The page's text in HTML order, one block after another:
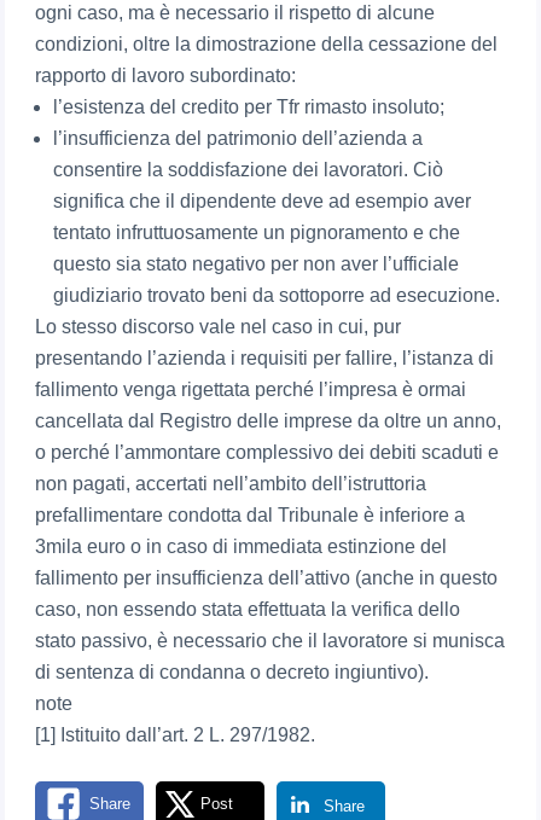
ogni caso, ma è necessario il rispetto di alcune
condizioni, oltre la dimostrazione della cessazione del
rapporto di lavoro subordinato:
l’esistenza del credito per Tfr rimasto insoluto;
l’insufficienza del patrimonio dell’azienda a
consentire la soddisfazione dei lavoratori. Ciò
significa che il dipendente deve ad esempio aver
tentato infruttuosamente un pignoramento e che
questo sia stato negativo per non aver l’ufficiale
giudiziario trovato beni da sottoporre ad esecuzione.
Lo stesso discorso vale nel caso in cui, pur
presentando l’azienda i requisiti per fallire, l’istanza di
fallimento venga rigettata perché l’impresa è ormai
cancellata dal Registro delle imprese da oltre un anno,
o perché l’ammontare complessivo dei debiti scaduti e
non pagati, accertati nell’ambito dell’istruttoria
prefallimentare condotta dal Tribunale è inferiore a
3mila euro o in caso di immediata estinzione del
fallimento per insufficienza dell’attivo (anche in questo
caso, non essendo stata effettuata la verifica dello
stato passivo, è necessario che il lavoratore si munisca
di sentenza di condanna o decreto ingiuntivo).
note
[1] Istituito dall’art. 2 L. 297/1982.
Share Post Share